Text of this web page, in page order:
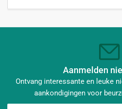
Aanmelden
Ontvang interessante en leuke
aankondigingen voor